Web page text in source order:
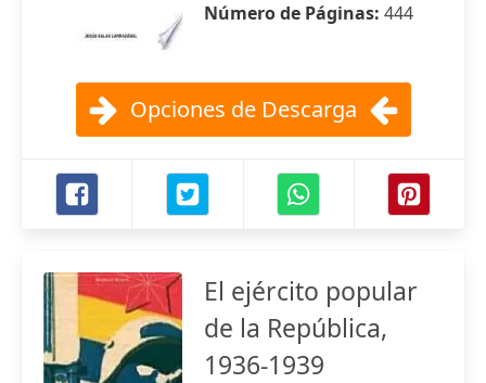
Número de Páginas: 444
Opciones de Descarga
El ejército popular
de la República,
1936-1939